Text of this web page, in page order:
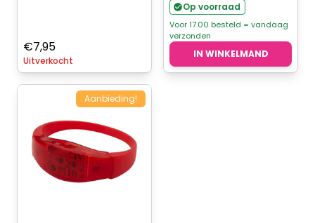
€7,95
Uitverkocht
Op voorraad
Voor 17.00 besteld = vandaag
verzonden
IN WINKELMAND
Aanbieding!